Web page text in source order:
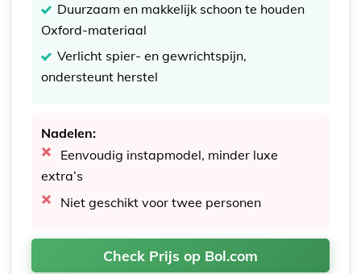
Duurzaam en makkelijk schoon te houden
Oxford-materiaal
Verlicht spier- en gewrichtspijn,
ondersteunt herstel
Nadelen:
Eenvoudig instapmodel, minder luxe
extra’s
Niet geschikt voor twee personen
Check Prijs op Bol.com